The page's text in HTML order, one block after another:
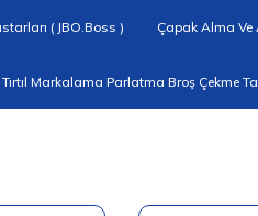
( JBO.Boss ) Çapak Alma Ve
Markalama Parlatma Broş Çekme